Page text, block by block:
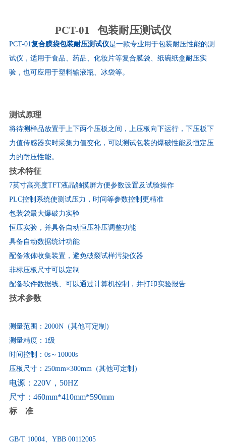
PCT-01 包装耐压测试仪
PCT-01复合膜袋包装耐压测试仪是一款专业用于包装耐压性能的测
试仪，适用于食品、药品、化妆片等复合膜袋、纸碗纸盒耐压实
验，也可应用于塑料输液瓶、冰袋等。
测试原理
将待测样品放置于上下两个压板之间，上压板向下运行，下压板下
力值传感器实时采集力值变化，可以测试包装的爆破性能及恒定压
力的耐压性能。
技术特征
7英寸高亮度TFT液晶触摸屏方便参数设置及试验操作
PLC控制系统使测试压力，时间等参数控制更精准
包装袋最大爆破力实验
恒压实验，并具备自动恒压补压调整功能
具备自动数据统计功能
配备液体收集装置，避免破裂试样污染仪器
非标压板尺寸可以定制
配备软件数据线、可以通过计算机控制，并打印实验报告
技术参数
测量范围： 2000N（其他可定制）
测量精度： 1级
时间控制： 0s～ 10000s
压板尺寸： 250mm×300mm （其他可定制）
电源： 220V， 50HZ
尺寸： 460mm*410mm*590mm
标
准
GB/T 10004、 YBB 00112005